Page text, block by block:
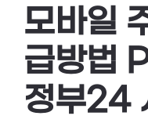
모바일
급방법
정부24